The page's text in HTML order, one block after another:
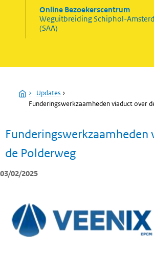
Online Bezoekerscentrum
WeguitbreidingSchiphol-
(SAA)
Home
› Updates ›
Funderingswerkzaamheden viaduct over
Funderingswerkzaamheden
de Polderweg
03/02/2025